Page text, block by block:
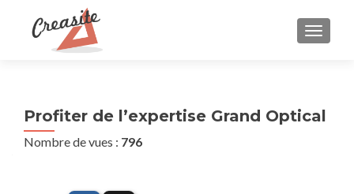
Profiter de l’expertise Grand Optical
Nombre de vues : 796